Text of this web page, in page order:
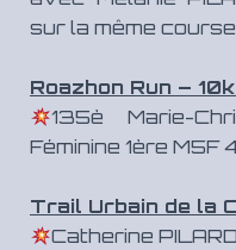
sur la même course
Roazhon Run – 10k
135è Marie-
Féminine 1ère M5F
Trail Urbain de la
Catherine